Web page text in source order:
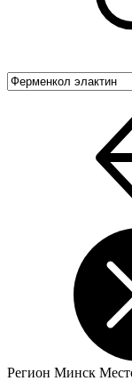
Регион Минск